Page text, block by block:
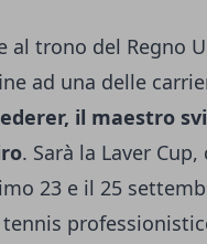
al trono del Regno
ad una delle
il maestro
. Sarà la Laver
23 e il 25